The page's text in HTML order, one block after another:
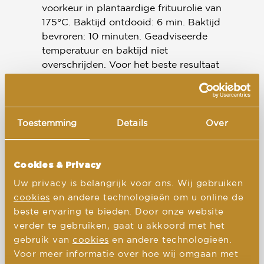
Toestemming Details Over
Cookies & Privacy
Uw privacy is belangrijk voor ons. Wij gebruiken
cookies en andere technologieën om u online de
beste ervaring te bieden. Door onze website
verder te gebruiken, gaat u akkoord met het
gebruik van cookies en andere technologieën.
Voor meer informatie over hoe wij omgaan met
voorkeur in plantaardige frituurolie van
175°C. Baktijd ontdooid: 6 min. Baktijd
bevroren: 10 minuten. Geadviseerde
temperatuur en baktijd niet
overschrijden. Voor het beste resultaat
Ingrediënten
tarwe), gist, zout), bloem (bevat
tarwe ), jackfruit 11%, plantaardige oliën
(palm, zonnebloem, koolzaad),
verdikkingsmiddelen: arabische gom,
agaragar, johannesbroodpitmeel,
xanthaangom, carrageen en
guarpitmeel, ui, zout, natuurlijk aroma